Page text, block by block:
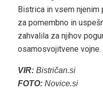
Bistrica in vsem njenim
za pomembno in
zahvalila za njihov
osamosvojitvene vojne.
VIR: Bistričan.si
FOTO: Novice.si